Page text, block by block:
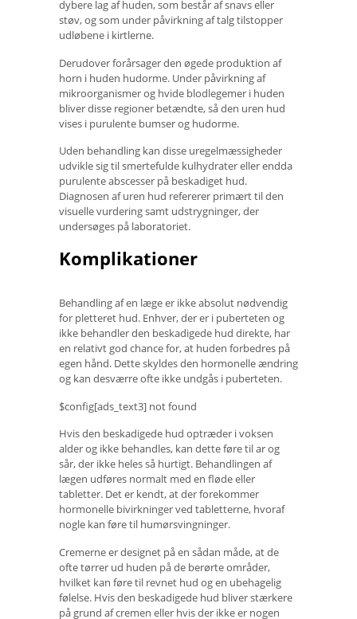
dybere lag af huden, som består af snavs eller
støv, og som under påvirkning af talg tilstopper
udløbene i kirtlerne.
Derudover forårsager den øgede produktion af
horn i huden hudorme. Under påvirkning af
mikroorganismer og hvide blodlegemer i huden
bliver disse regioner betændte, så den uren hud
vises i purulente bumser og hudorme.
Uden behandling kan disse uregelmæssigheder
udvikle sig til smertefulde kulhydrater eller endda
purulente abscesser på beskadiget hud.
Diagnosen af ​​uren hud refererer primært til den
visuelle vurdering samt udstrygninger, der
undersøges på laboratoriet.
Komplikationer
Behandling af en læge er ikke absolut nødvendig
for pletteret hud. Enhver, der er i puberteten og
ikke behandler den beskadigede hud direkte, har
en relativt god chance for, at huden forbedres på
egen hånd. Dette skyldes den hormonelle ændring
og kan desværre ofte ikke undgås i puberteten.
$config[ads_text3] not found
Hvis den beskadigede hud optræder i voksen
alder og ikke behandles, kan dette føre til ar og
sår, der ikke heles så hurtigt. Behandlingen af ​​
lægen udføres normalt med en fløde eller
tabletter. Det er kendt, at der forekommer
hormonelle bivirkninger ved tabletterne, hvoraf
nogle kan føre til humørsvingninger.
Cremerne er designet på en sådan måde, at de
ofte tørrer ud huden på de berørte områder,
hvilket kan føre til revnet hud og en ubehagelig
følelse. Hvis den beskadigede hud bliver stærkere
på grund af cremen eller hvis der ikke er nogen